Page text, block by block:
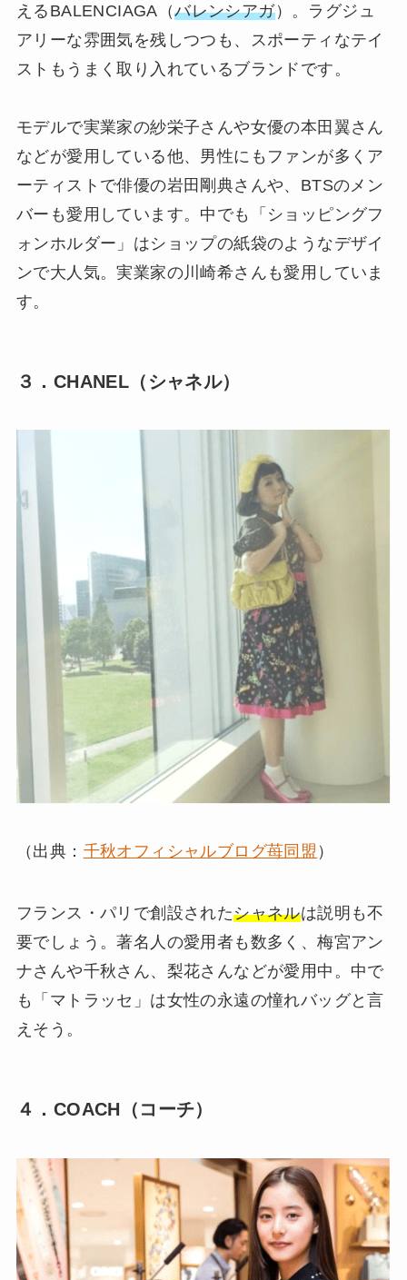
えるBALENCIAGA（バレンシアガ）。ラグジュ
アリーな雰囲気を残しつつも、スポーティなテイ
ストもうまく取り入れているブランドです。
モデルで実業家の紗栄子さんや女優の本田翼さん
などが愛用している他、男性にもファンが多くア
ーティストで俳優の岩田剛典さんや、BTSのメン
バーも愛用しています。中でも「ショッピングフ
ォンホルダー」はショップの紙袋のようなデザイ
ンで大人気。実業家の川崎希さんも愛用していま
す。
３．CHANEL（シャネル）
（出典： 千秋オフィシャルブログ苺同盟 ）
フランス・パリで創設されたシャネルは説明も不
要でしょう。著名人の愛用者も数多く、梅宮アン
ナさんや千秋さん、梨花さんなどが愛用中。中で
も「マトラッセ」は女性の永遠の憧れバッグと言
えそう。
４．COACH（コーチ）